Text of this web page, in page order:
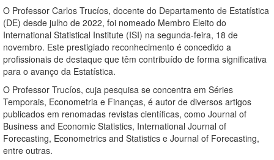
O Professor Carlos Trucíos, docente do Departamento de Estatística
(DE) desde julho de 2022, foi nomeado Membro Eleito do
International Statistical Institute (ISI) na segunda-feira, 18 de
novembro. Este prestigiado reconhecimento é concedido a
profissionais de destaque que têm contribuído de forma significativa
para o avanço da Estatística.
O Professor Trucíos, cuja pesquisa se concentra em Séries
Temporais, Econometria e Finanças, é autor de diversos artigos
publicados em renomadas revistas científicas, como Journal of
Business and Economic Statistics, International Journal of
Forecasting, Econometrics and Statistics e Journal of Forecasting,
entre outras.